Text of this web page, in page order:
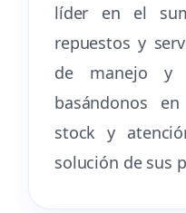
líder en el
repuestos y
de manejo y
basándonos
stock y
solución de sus